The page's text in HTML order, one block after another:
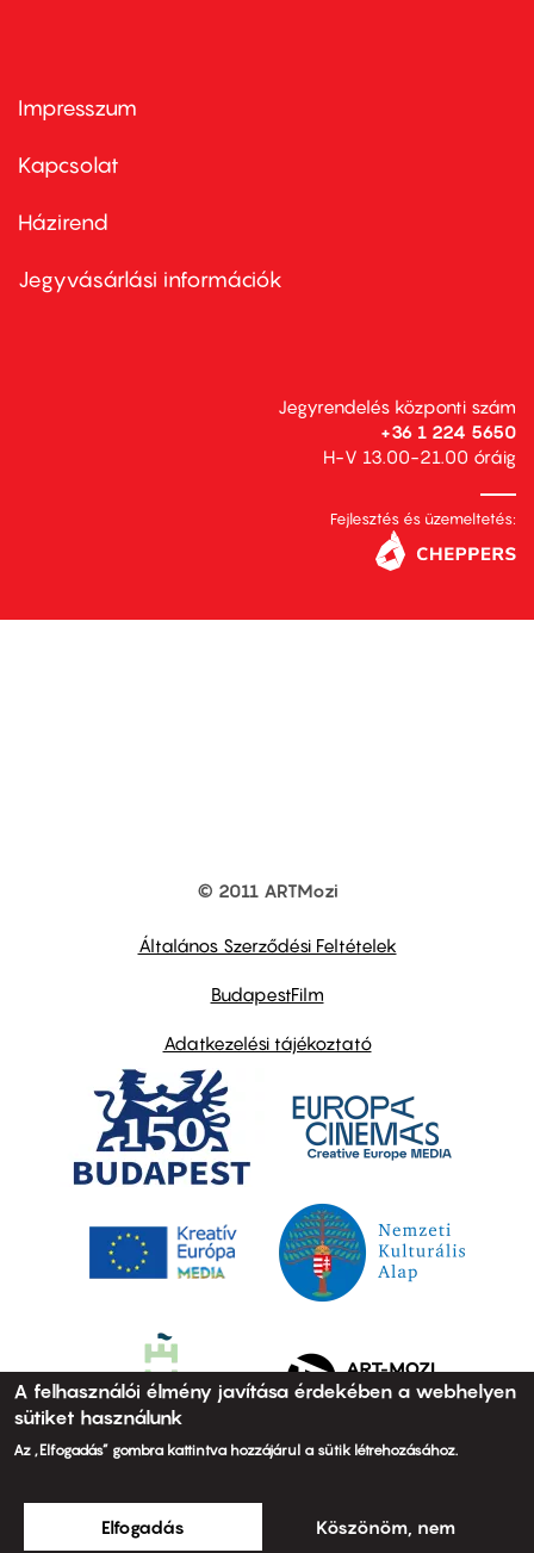
Footer
first
Impresszum
Kapcsolat
Footer
second
Házirend
Jegyvásárlási információk
Jegyrendelés központi szám
+36 1 224 5650
H-V 13.00-21.00 óráig
Fejlesztés és üzemeltetés:
© 2011 ARTMozi
Általános Szerződési Feltételek
BudapestFilm
Adatkezelési tájékoztató
A felhasználói élmény javítása érdekében a webhelyen
sütiket használunk
Az „Elfogadás” gombra kattintva hozzájárul a sütik létrehozásához.
Elfogadás Köszönöm, nem